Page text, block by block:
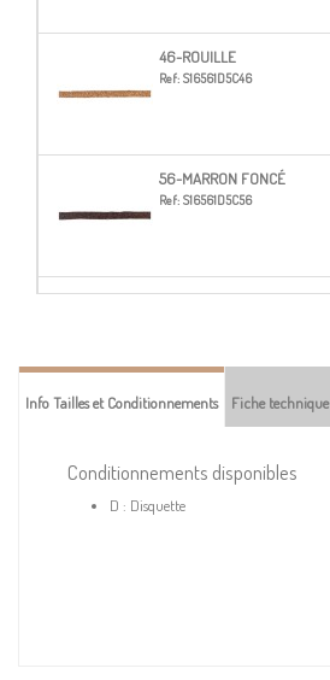
46-ROUILLE
Ref: S16561D5C46
56-MARRON FONCÉ
Ref: S16561D5C56
60-MARRON
Info Tailles et Conditionnements Fiche technique
Conditionnements disponibles
D : Disquette